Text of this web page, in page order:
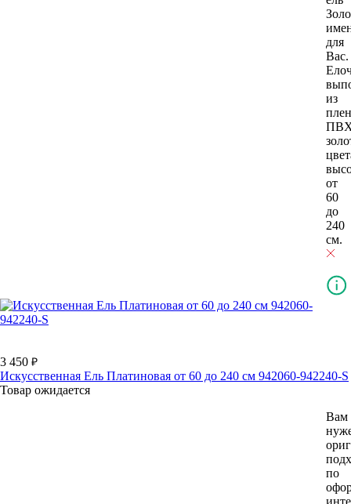
для
Вас.
из
от
60
до
240
см.
3 450
Искусственная Ель Платиновая от 60 до 240 см 942060-942240-S
Товар ожидается
Вам
по